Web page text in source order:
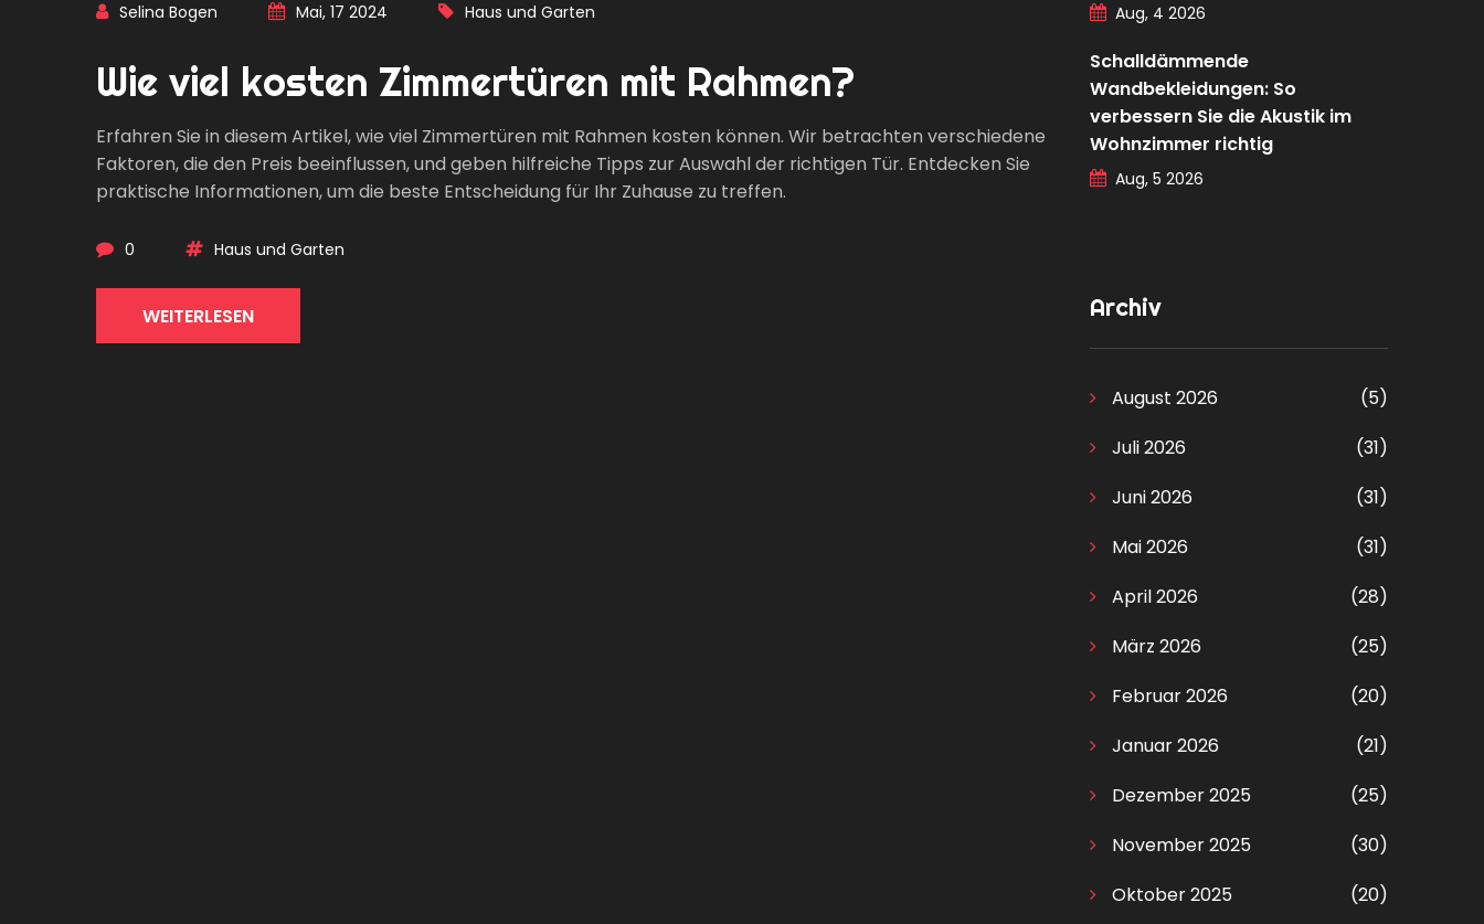
Selina Bogen Mai, 17 2024 Haus und Garten
Wie viel kosten Zimmertüren mit Rahmen?
Erfahren Sie in diesem Artikel, wie viel Zimmertüren mit Rahmen kosten können. Wir betrachten verschiedene
Faktoren, die den Preis beeinflussen, und geben hilfreiche Tipps zur Auswahl der richtigen Tür. Entdecken Sie
praktische Informationen, um die beste Entscheidung für Ihr Zuhause zu treffen.
0 Haus und Garten
WEITERLESEN
Aug, 4 2026
Schalldämmende
Wandbekleidungen: So
verbessern Sie die Akustik im
Wohnzimmer richtig
Aug, 5 2026
Archiv
August 2026
(5)
Juli 2026
(31)
Juni 2026
(31)
Mai 2026
(31)
April 2026
(28)
März 2026
(25)
Februar 2026
(20)
Januar 2026
(21)
Dezember 2025
(25)
November 2025
(30)
Oktober 2025
(20)